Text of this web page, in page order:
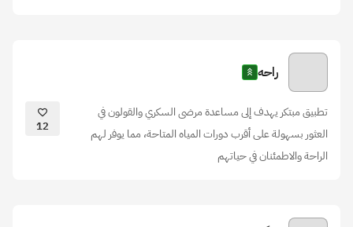
راحه
تطبيق مبتكر يهدف إلى مساعدة مرضى السكري والقولون في
العثور بسهولة على أقرب دورات المياه المتاحة، مما يوفر لهم
الراحة والاطمئنان في حياتهم
12